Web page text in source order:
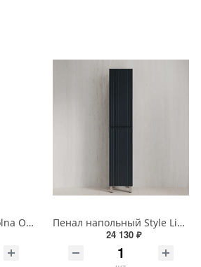
Пенал напольный Volna Onda 40 tpONDA80.2Y-01 белый
Пенал напольный Style Line МАРОККО 36 см ЛС-00002512 графит
24 130 ₽